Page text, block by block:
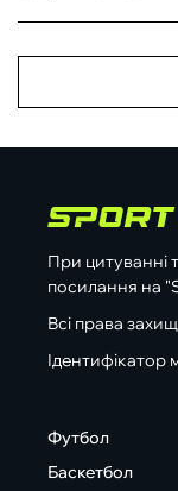
При цитуванні
посилання на
Всі права
Ідентифікатор
Футбол
Баскетбол